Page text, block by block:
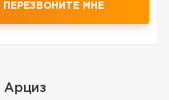
ПЕРЕЗВОНИТЕ МНЕ
Арциз